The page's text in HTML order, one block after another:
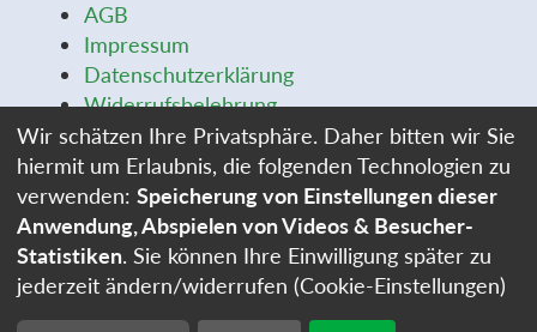
AGB
Impressum
Datenschutzerklärung
Widerrufsbelehrung
Widerrufsformular
Stellenangebote
Cookie-Einstellungen
Wir schätzen Ihre Privatsphäre. Daher bitten wir Sie
hiermit um Erlaubnis, die folgenden Technologien zu
verwenden: Speicherung von Einstellungen dieser
Anwendung, Abspielen von Videos & Besucher-
Statistiken. Sie können Ihre Einwilligung später zu
jederzeit ändern/widerrufen (Cookie-Einstellungen)